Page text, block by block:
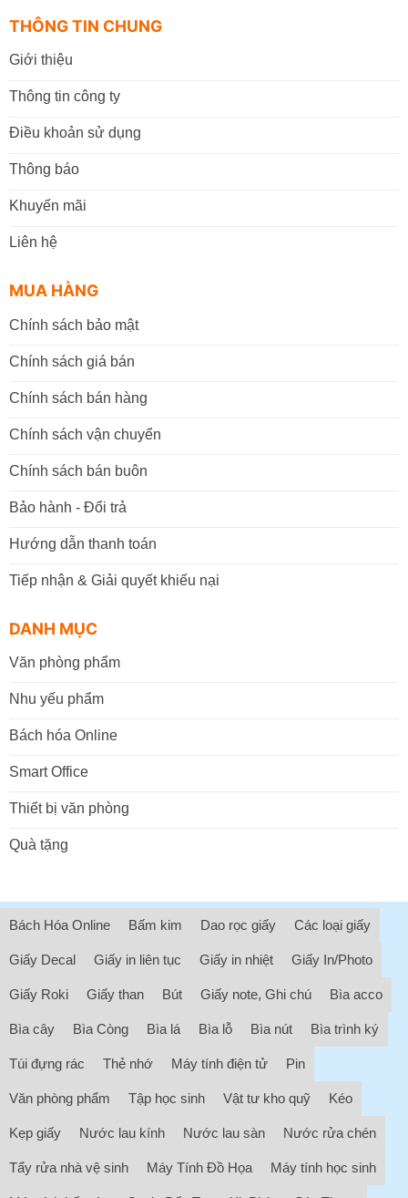
THÔNG TIN CHUNG
Giới thiệu
Thông tin công ty
Điều khoản sử dụng
Thông báo
Khuyến mãi
Liên hệ
MUA HÀNG
Chính sách bảo mật
Chính sách giá bán
Chính sách bán hàng
Chính sách vận chuyển
Chính sách bán buôn
Bảo hành - Đổi trả
Hướng dẫn thanh toán
Tiếp nhận & Giải quyết khiếu nại
DANH MỤC
Văn phòng phẩm
Nhu yếu phẩm
Bách hóa Online
Smart Office
Thiết bị văn phòng
Quà tặng
Bách Hóa Online Bấm kim Dao rọc giấy Các loại giấy
Giấy Decal Giấy in liên tục Giấy in nhiệt Giấy In/Photo
Giấy Roki Giấy than Bút Giấy note, Ghi chú Bìa acco
Bìa cây Bìa Còng Bìa lá Bìa lỗ Bìa nút Bìa trình ký
Túi đựng rác Thẻ nhớ Máy tính điện tử Pin
Văn phòng phẩm Tập học sinh Vật tư kho quỹ Kéo
Kẹp giấy Nước lau kính Nước lau sàn Nước rửa chén
Tẩy rửa nhà vệ sinh Máy Tính Đồ Họa Máy tính học sinh